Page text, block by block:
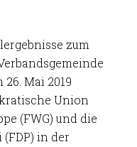
zum
Mai 2019
Union
(FWG) und die
in der